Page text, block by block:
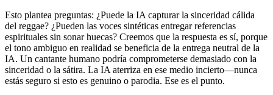
Esto plantea preguntas: ¿Puede la IA capturar la sinceridad cálida
del reggae? ¿Pueden las voces sintéticas entregar referencias
espirituales sin sonar huecas? Creemos que la respuesta es sí, porque
el tono ambiguo en realidad se beneficia de la entrega neutral de la
IA. Un cantante humano podría comprometerse demasiado con la
sinceridad o la sátira. La IA aterriza en ese medio incierto—nunca
estás seguro si esto es genuino o parodia. Ese es el punto.